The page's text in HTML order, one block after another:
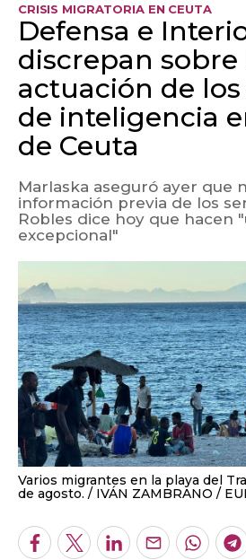
CRISIS MIGRATORIA EN CEUTA
Defensa e
discrepan sobre
actuación de
de inteligencia
de Ceuta
Marlaska aseguró ayer que
información previa de los
Robles dice hoy que hacen
excepcional"
Varios migrantes en la playa del
de agosto.
IVÁN ZAMBRANO /
Facebook
TwitterLinkedInEnviar